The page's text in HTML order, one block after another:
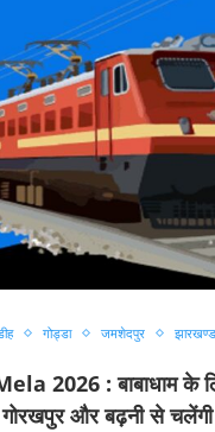
गोड्डा जमशेदपुर झारखण्ड
2026 : बाबाधाम के
गोरखपुर और बढ़नी से